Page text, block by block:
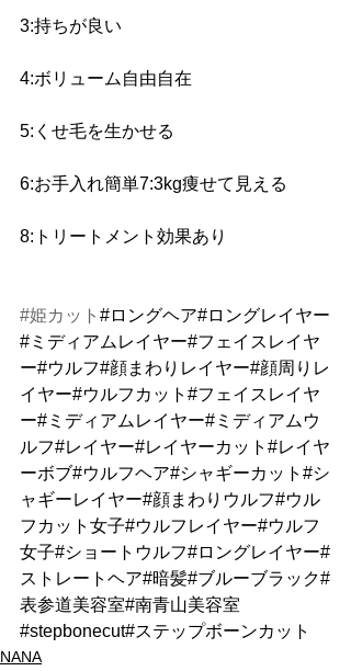
3:持ちが良い
4:ボリューム自由自在
5:くせ毛を生かせる
6:お手入れ簡単7:3kg痩せて見える
8:トリートメント効果あり
#姫カット #ロングヘア#ロングレイヤー
#ミディアムレイヤー#フェイスレイヤ
ー#ウルフ#顔まわりレイヤー#顔周りレ
イヤー#ウルフカット#フェイスレイヤ
ー#ミディアムレイヤー#ミディアムウ
ルフ#レイヤー#レイヤーカット#レイヤ
ーボブ#ウルフヘア#シャギーカット#シ
ャギーレイヤー#顔まわりウルフ#ウル
フカット女子#ウルフレイヤー#ウルフ
女子#ショートウルフ#ロングレイヤー#
ストレートヘア#暗髪#ブルーブラック#
表参道美容室#南青山美容室
#stepbonecut#ステップボーンカット
NANA